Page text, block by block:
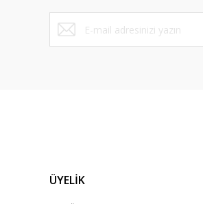
Bu ürüne benzer farklı
ÜYELİK